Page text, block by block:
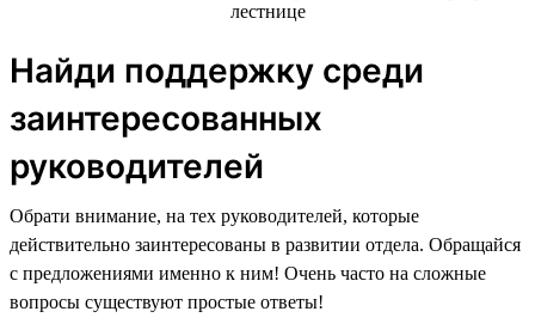
Найди поддержку среди
заинтересованных
руководителей
Обрати внимание, на тех руководителей, которые
действительно заинтересованы в развитии отдела. Обращайся
с предложениями именно к ним! Очень часто на сложные
вопросы существуют простые ответы!